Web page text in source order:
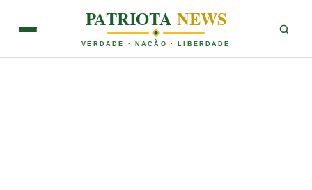
PATRIOTANEWS
VERDADE · NAÇÃO · LIBERDADE